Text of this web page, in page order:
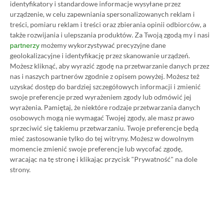
identyfikatory i standardowe informacje wysyłane przez
urządzenie, w celu zapewniania spersonalizowanych reklam i
treści, pomiaru reklam i treści oraz zbierania opinii odbiorców, a
także rozwijania i ulepszania produktów. Za Twoją zgodą my i nasi
partnerzy możemy wykorzystywać precyzyjne dane
geolokalizacyjne i identyfikację przez skanowanie urządzeń.
Możesz kliknąć, aby wyrazić zgodę na przetwarzanie danych przez
nas i naszych partnerów zgodnie z opisem powyżej. Możesz też
uzyskać dostęp do bardziej szczegółowych informacji i zmienić
swoje preferencje przed wyrażeniem zgody lub odmówić jej
wyrażenia. Pamiętaj, że niektóre rodzaje przetwarzania danych
osobowych mogą nie wymagać Twojej zgody, ale masz prawo
sprzeciwić się takiemu przetwarzaniu. Twoje preferencje będą
mieć zastosowanie tylko do tej witryny. Możesz w dowolnym
momencie zmienić swoje preferencje lub wycofać zgodę,
wracając na tę stronę i klikając przycisk "Prywatność" na dole
strony.
dostępny w promocji za 999 zł
(200 zł taniej)
16.10.2023, 11:52 1 min. czytania
Category
Promocje
Polecane gry na Nintendo Switch
do 100 zł. Wybraliśmy 30 tytułów,
które warto mieć w swojej kolekcji
14.10.2023, 09:22 1 min. czytania
Category
Promocje
Projektor Wanbo TT (LCD, Full
HD, Android) w promocji za 1499